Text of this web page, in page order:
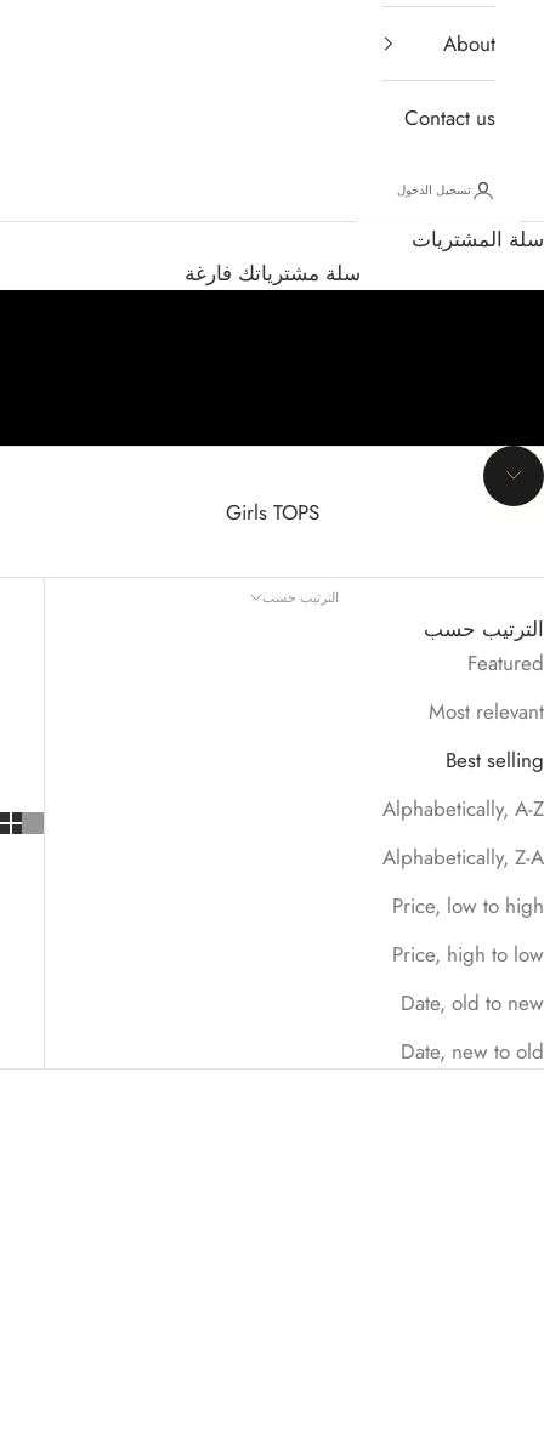
About
Contact us
تسجيل الدخول
سلة المشتريات
سلة مشترياتك فارغة
الانتقال إلى القسم التالي
Girls TOPS
الترتيب حسب
الترتيب حسب
Featured
Most relevant
Best selling
Alphabetically, A-Z
Alphabetically, Z-A
Price, low to high
Price, high to low
Date, old to new
Date, new to old